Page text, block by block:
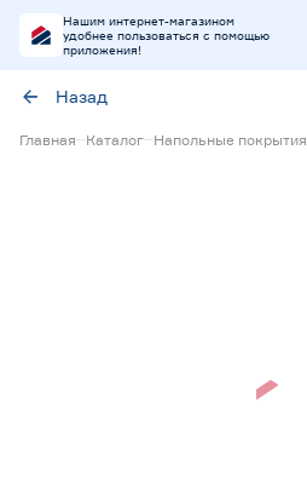
Нашим интернет-магазином
удобнее пользоваться с помощью
приложения!
Назад
Главная Каталог Напольные покрытия